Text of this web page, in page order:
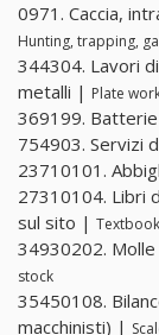
0971. Caccia,
Hunting, trapping,
344304. Lavori
metalli | Plate
369199. Batterie
754903. Servizi
23710101.
27310104. Libri
sul sito |
34930202.
stock
35450108.
macchinisti) |